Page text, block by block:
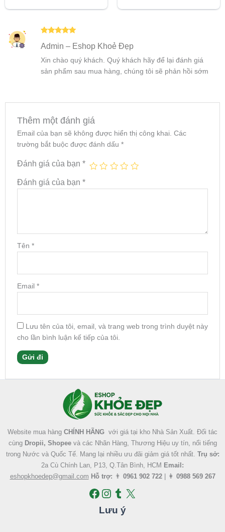
hạng55
Admin – Eshop Khoẻ Đẹp
Xin chào quý khách. Quý khách hãy để lại đánh giá
sản phẩm sau mua hàng, chúng tôi sẽ phản hồi sớm
Thêm một đánh giá
Email của bạn sẽ không được hiển thị công khai. Các
trường bắt buộc được đánh dấu *
Đánh giá của bạn *
Đánh giá của bạn *
Tên *
Email *
Lưu tên của tôi, email, và trang web trong trình duyệt này
cho lần bình luận kế tiếp của tôi.
Website mua hàng CHÍNH HÃNG với giá tại kho Nhà Sản Xuất. Đối tác
cùng Dropii, Shopeevà các Nhãn Hàng, Thương Hiệu uy tín, nổi tiếng
trong Nước và Quốc Tế. Mang lại nhiều ưu đãi giảm giá tốt nhất. Trụ sở:
2a Cù Chính Lan, P13, Q.Tân Bình, HCM Email:
eshopkhoedep@gmail.com Hỗ trợ: 👨 0961 902 722| 👩 0988 569 267
Lưu ý